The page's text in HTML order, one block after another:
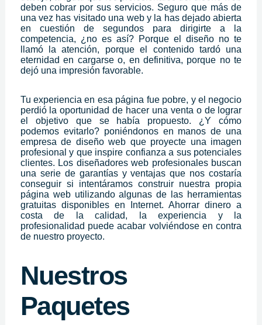
deben cobrar por sus servicios. Seguro que más de
una vez has visitado una web y la has dejado abierta
en cuestión de segundos para dirigirte a la
competencia, ¿no es así? Porque el diseño no te
llamó la atención, porque el contenido tardó una
eternidad en cargarse o, en definitiva, porque no te
dejó una impresión favorable.
Tu experiencia en esa página fue pobre, y el negocio
perdió la oportunidad de hacer una venta o de lograr
el objetivo que se había propuesto. ¿Y cómo
podemos evitarlo? poniéndonos en manos de una
empresa de diseño web que proyecte una imagen
profesional y que inspire confianza a sus potenciales
clientes. Los diseñadores web profesionales buscan
una serie de garantías y ventajas que nos costaría
conseguir si intentáramos construir nuestra propia
página web utilizando algunas de las herramientas
gratuitas disponibles en Internet. Ahorrar dinero a
costa de la calidad, la experiencia y la
profesionalidad puede acabar volviéndose en contra
de nuestro proyecto.
Nuestros
Paquetes